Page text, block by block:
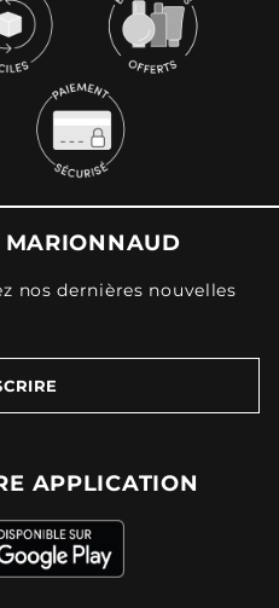
MARIONNAUD
nos dernières nouvelles
APPLICATION